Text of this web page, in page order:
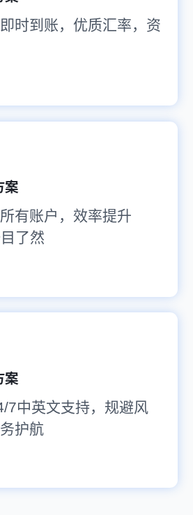
时到账，优质汇率，资
案
有账户，效率提升
了然
案
7中英文支持，规避风
护航